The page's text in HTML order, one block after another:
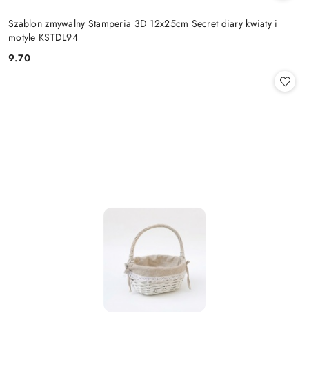
Szablon zmywalny Stamperia 3D 12x25cm Secret diary kwiaty i
motyle KSTDL94
Cena:
9.70